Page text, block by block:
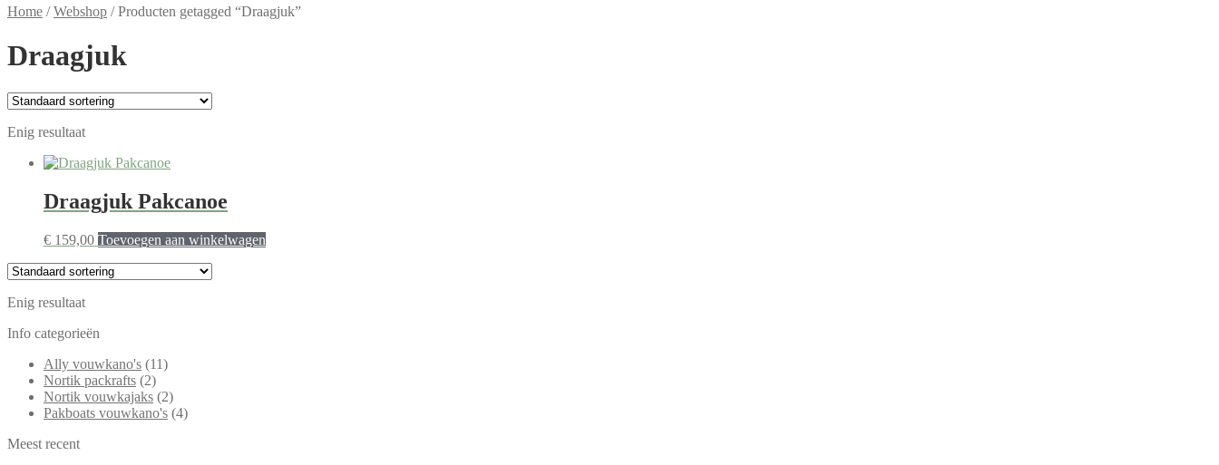
Home /Webshop /Producten getagged “Draagjuk”
Draagjuk
Enig resultaat
Draagjuk Pakcanoe
€ 159,00 Toevoegen aan winkelwagen
Enig resultaat
Info categorieën
Ally vouwkano's (11)
Nortik packrafts (2)
Nortik vouwkajaks (2)
Pakboats vouwkano's (4)
Meest recent